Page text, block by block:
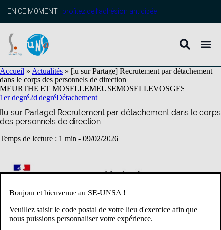
principal
EN CE MOMENT : profitez de l’adhésion anticipée
Accueil » Actualités » [lu sur Partage] Recrutement par détachement
dans le corps des personnels de direction
MEURTHE ET MOSELLEMEUSEMOSELLEVOSGES
1er degré2d degréDétachement
[lu sur Partage] Recrutement par détachement dans le corps
des personnels de direction
Temps de lecture : 1 min - 09/02/2026
Bonjour et bienvenue au SE-UNSA !
Veuillez saisir le code postal de votre lieu d'exercice afin que
nous puissions personnaliser votre expérience.